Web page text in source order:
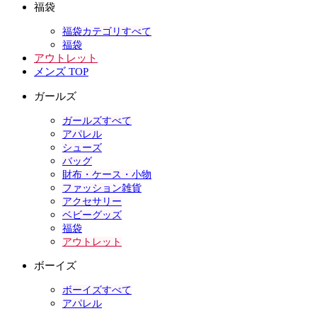
福袋
福袋カテゴリすべて
福袋
アウトレット
メンズ TOP
ガールズ
ガールズすべて
アパレル
シューズ
バッグ
財布・ケース・小物
ファッション雑貨
アクセサリー
ベビーグッズ
福袋
アウトレット
ボーイズ
ボーイズすべて
アパレル